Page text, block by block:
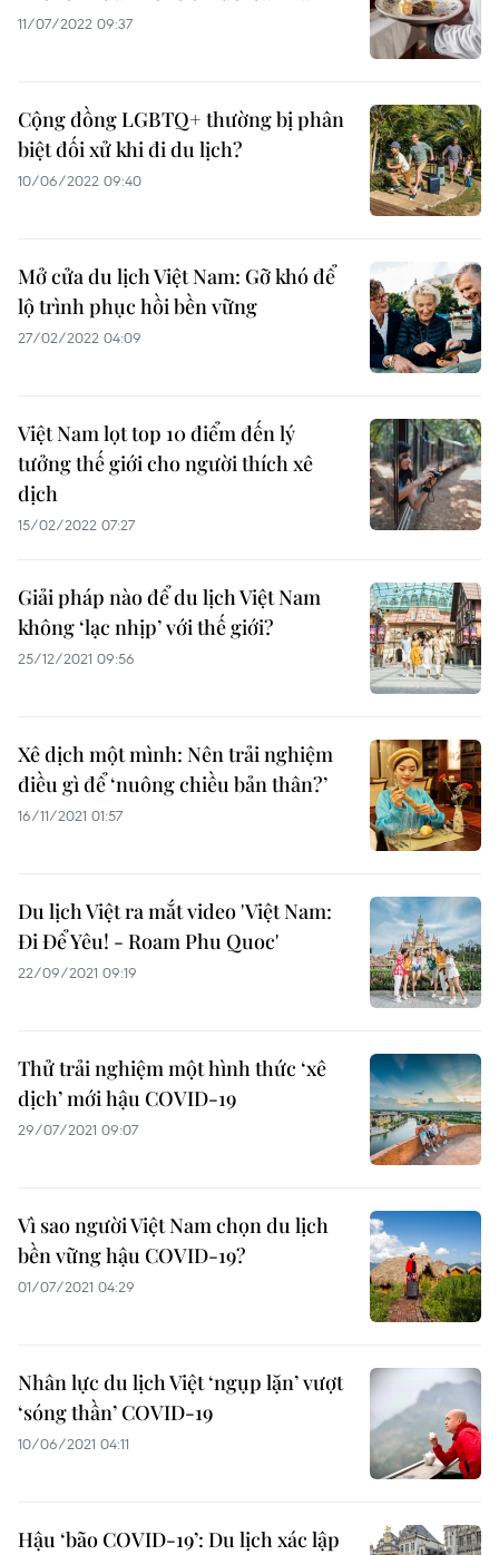
11/07/2022 09:37
Cộng đồng LGBTQ+ thường bị phân
biệt đối xử khi đi du lịch?
10/06/2022 09:40
Mở cửa du lịch Việt Nam: Gỡ khó để
lộ trình phục hồi bền vững
27/02/2022 04:09
Việt Nam lọt top 10 điểm đến lý
tưởng thế giới cho người thích xê
dịch
15/02/2022 07:27
Giải pháp nào để du lịch Việt Nam
không ‘lạc nhịp’ với thế giới?
25/12/2021 09:56
Xê dịch một mình: Nên trải nghiệm
điều gì để ‘nuông chiều bản thân?’
16/11/2021 01:57
Du lịch Việt ra mắt video 'Việt Nam:
Đi Để Yêu! - Roam Phu Quoc'
22/09/2021 09:19
Thử trải nghiệm một hình thức ‘xê
dịch’ mới hậu COVID-19
29/07/2021 09:07
Vì sao người Việt Nam chọn du lịch
bền vững hậu COVID-19?
01/07/2021 04:29
Nhân lực du lịch Việt ‘ngụp lặn’ vượt
‘sóng thần’ COVID-19
10/06/2021 04:11
Hậu ‘bão COVID-19’: Du lịch xác lập